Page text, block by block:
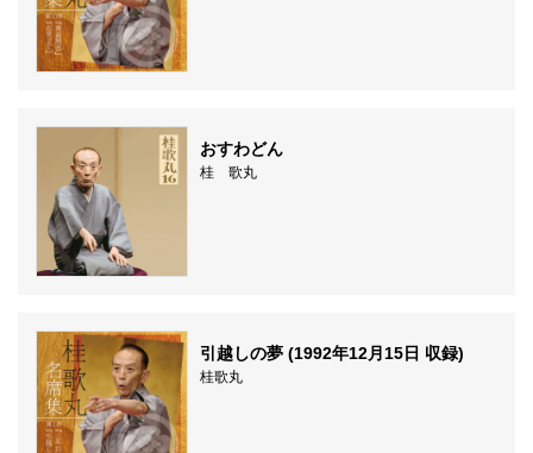
おすわどん
桂 歌丸
引越しの夢 (1992年12月15日 収録)
桂歌丸